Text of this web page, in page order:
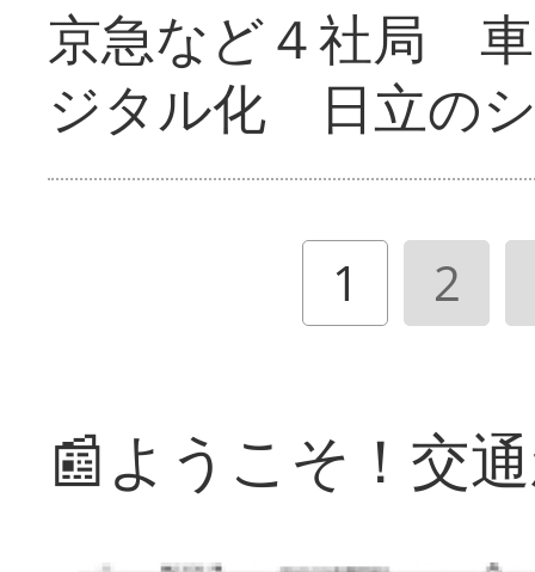
京急など４社局
ジタル化 日立の
1 2
📰ようこそ！交